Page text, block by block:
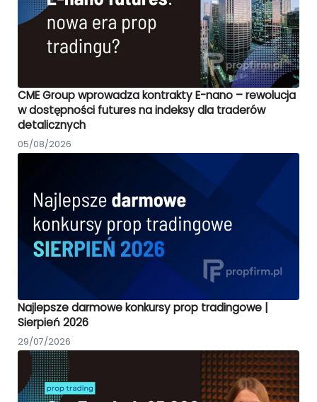
CME Group wprowadza kontrakty E-nano – rewolucja
w dostępności futures na indeksy dla traderów
detalicznych
05/08/2026
Najlepsze darmowe konkursy prop tradingowe |
Sierpień 2026
29/07/2026